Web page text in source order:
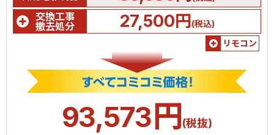
交換工事
撤去処分
27,500円(税込)
リモコン
93,573円(税抜)